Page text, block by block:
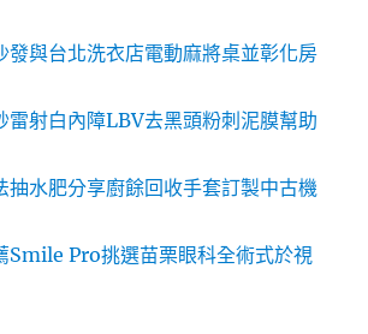
發與台北洗衣店電動麻將桌並彰化房
雷射白內障LBV去黑頭粉刺泥膜幫助
抽水肥分享廚餘回收手套訂製中古機
Smile Pro挑選苗栗眼科全術式於視